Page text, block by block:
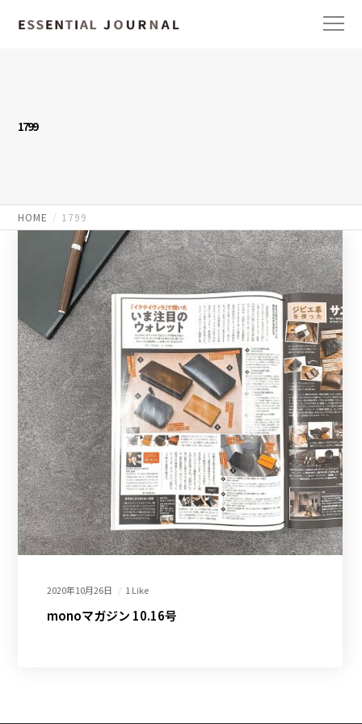
1799
HOME 1799
2020年10月26日 1 Like
monoマガジン 10.16号